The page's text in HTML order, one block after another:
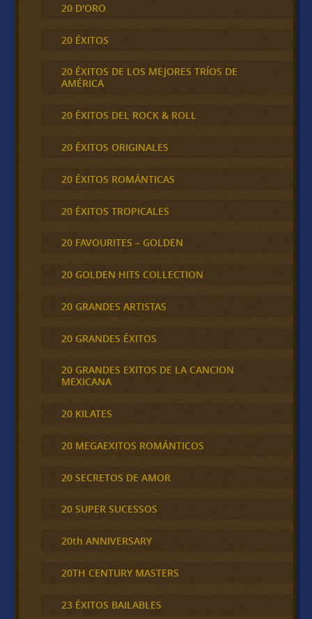
20 D'ORO
20 ÉXITOS
20 ÉXITOS DE LOS MEJORES TRÍOS DE
AMÉRICA
20 ÉXITOS DEL ROCK & ROLL
20 ÉXITOS ORIGINALES
20 ÉXITOS ROMÁNTICAS
20 ÉXITOS TROPICALES
20 FAVOURITES – GOLDEN
20 GOLDEN HITS COLLECTION
20 GRANDES ARTISTAS
20 GRANDES ÉXITOS
20 GRANDES EXITOS DE LA CANCION
MEXICANA
20 KILATES
20 MEGAEXITOS ROMÁNTICOS
20 SECRETOS DE AMOR
20 SUPER SUCESSOS
20th ANNIVERSARY
20TH CENTURY MASTERS
23 ÉXITOS BAILABLES